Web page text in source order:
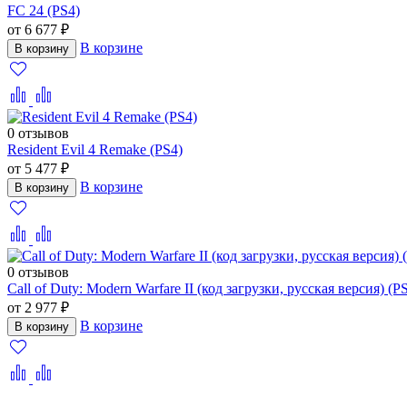
FC 24 (PS4)
от 6 677 ₽
В корзину В корзине
0 отзывов
Resident Evil 4 Remake (PS4)
от 5 477 ₽
В корзину В корзине
0 отзывов
Call of Duty: Modern Warfare II (код загрузки, русская версия)
от 2 977 ₽
В корзину В корзине